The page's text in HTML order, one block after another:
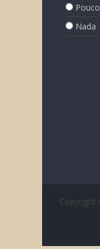
Pouco
Nada